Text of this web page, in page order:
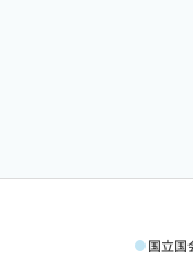
国立国